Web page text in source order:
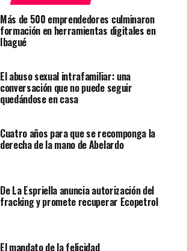
Más de 500 emprendedores culminaron
formación en herramientas digitales en
Ibagué
El abuso sexual intrafamiliar: una
conversación que no puede seguir
quedándose en casa
Cuatro años para que se recomponga la
derecha de la mano de Abelardo
De La Espriella anuncia autorización del
fracking y promete recuperar Ecopetrol
El mandato de la felicidad